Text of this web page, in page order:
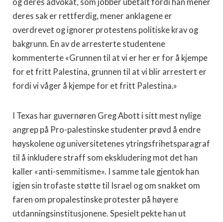
og deres advokat, som jobber ubetalt fordi han mener
deres sak er rettferdig, mener anklagene er
overdrevet og ignorer protestens politiske krav og
bakgrunn. En av de arresterte studentene
kommenterte «Grunnen til at vi er her er for å kjempe
for et fritt Palestina, grunnen til at vi blir arrestert er
fordi vi våger å kjempe for et fritt Palestina.»
I Texas har guvernøren Greg Abott i sitt mest nylige
angrep på Pro-palestinske studenter prøvd å endre
høyskolene og universitetenes ytringsfrihetsparagraf
til å inkludere straff som ekskludering mot det han
kaller «anti-semmitisme». I samme tale gjentok han
igjen sin trofaste støtte til Israel og om snakket om
faren om propalestinske protester på høyere
utdanningsinstitusjonene. Spesielt pekte han ut